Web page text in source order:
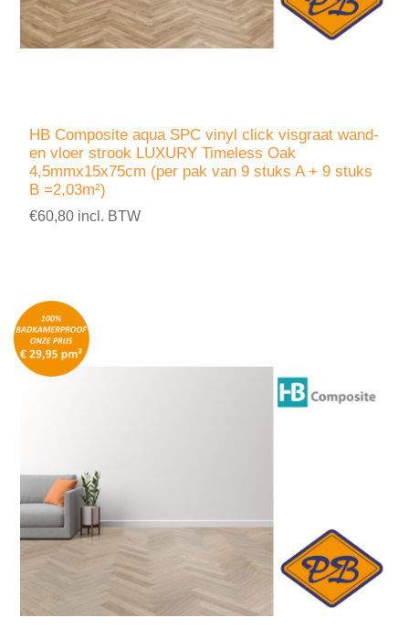
HB Composite aqua SPC vinyl click visgraat wand-
en vloer strook LUXURY Timeless Oak
4,5mmx15x75cm (per pak van 9 stuks A + 9 stuks
B =2,03m²)
€60,80 incl. BTW